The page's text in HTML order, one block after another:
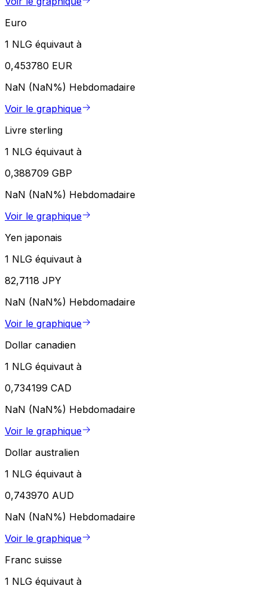
Euro
1 NLG équivaut à
0,453780 EUR
NaN (NaN%) Hebdomadaire
Voir le graphique
Livre sterling
1 NLG équivaut à
0,388709 GBP
NaN (NaN%) Hebdomadaire
Voir le graphique
Yen japonais
1 NLG équivaut à
82,7118 JPY
NaN (NaN%) Hebdomadaire
Voir le graphique
Dollar canadien
1 NLG équivaut à
0,734199 CAD
NaN (NaN%) Hebdomadaire
Voir le graphique
Dollar australien
1 NLG équivaut à
0,743970 AUD
NaN (NaN%) Hebdomadaire
Voir le graphique
Franc suisse
1 NLG équivaut à